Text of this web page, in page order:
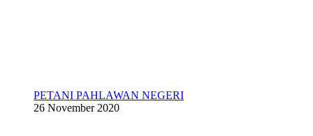
PETANI PAHLAWAN NEGERI
26 November 2020